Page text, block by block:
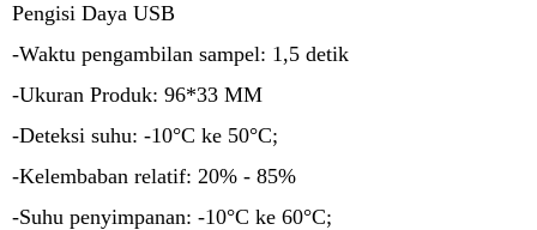
Pengisi Daya USB
-Waktu pengambilan sampel: 1,5 detik
-Ukuran Produk: 96*33 MM
-Deteksi suhu: -10°C ke 50°C;
-Kelembaban relatif: 20% - 85%
-Suhu penyimpanan: -10°C ke 60°C;